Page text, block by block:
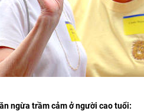
ngừa trầm cảm ở người cao tuổi: